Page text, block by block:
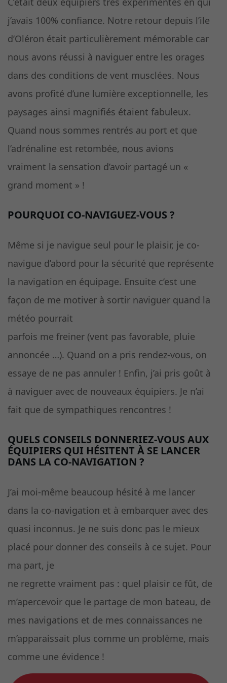
j’avais 100% confiance. Notre retour depuis l’ile
d’Oléron était particulièrement mémorable car
nous avons réussi à naviguer entre les orages
dans des conditions de vent musclées. Nous
avons profité d’une lumière exceptionnelle, les
paysages ainsi magnifiés étaient fabuleux.
Quand nous sommes rentrés au port et que
l’adrénaline est retombée, nous avions
vraiment la sensation d’avoir partagé un «
grand moment » !
POURQUOI CO-NAVIGUEZ-VOUS ?
Même si je navigue seul pour le plaisir, je co-
navigue d’abord pour la sécurité que représente
la navigation en équipage. Ensuite c’est une
façon de me motiver à sortir naviguer quand la
météo pourrait
parfois me freiner (vent pas favorable, pluie
annoncée …). Quand on a pris rendez-vous, on
essaye de ne pas annuler ! Enfin, j’ai pris goût à
à naviguer avec de nouveaux équipiers. Je n’ai
fait que de sympathiques rencontres !
QUELS CONSEILS DONNERIEZ-VOUS AUX
ÉQUIPIERS QUI HÉSITENT À SE LANCER
DANS LA CO-NAVIGATION ?
J’ai moi-même beaucoup hésité à me lancer
dans la co-navigation et à embarquer avec des
quasi inconnus. Je ne suis donc pas le mieux
placé pour donner des conseils à ce sujet. Pour
ma part, je
ne regrette vraiment pas : quel plaisir ce fût, de
m’apercevoir que le partage de mon bateau, de
mes navigations et de mes connaissances ne
m’apparaissait plus comme un problème, mais
comme une évidence !